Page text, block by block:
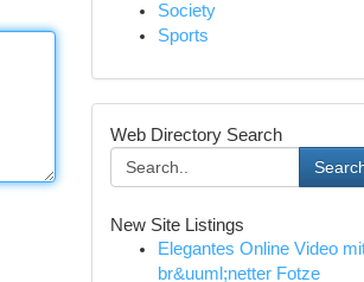
Society
Sports
Web Directory Search
New Site Listings
Elegantes Online Video
br&uuml;netter Fotze